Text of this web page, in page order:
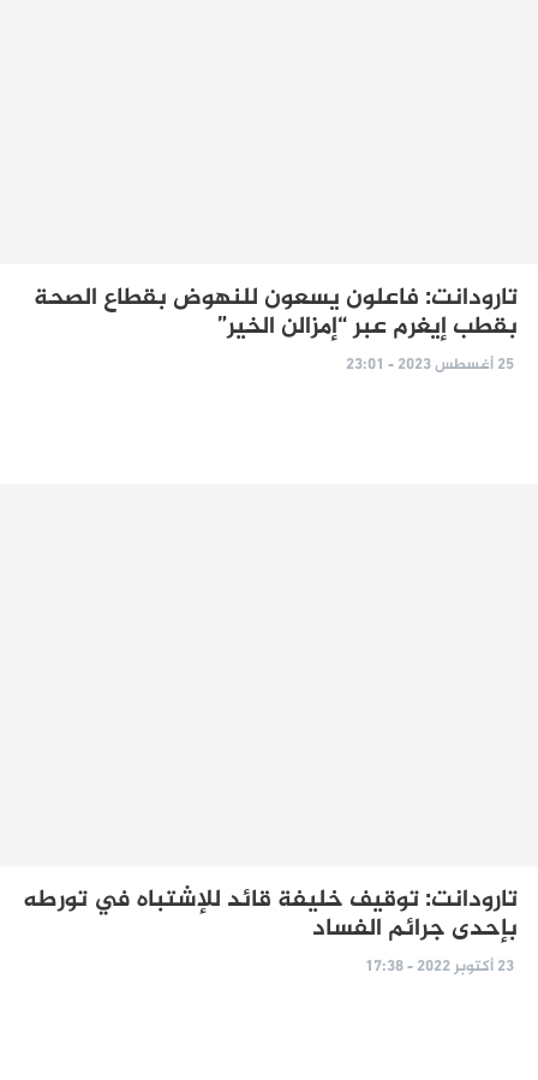
تارودانت: فاعلون يسعون للنهوض بقطاع الصحة
بقطب إيغرم عبر “إمزالن الخير”
25 أغسطس 2023 - 23:01
تارودانت: توقيف خليفة قائد للإشتباه في تورطه
بإحدى جرائم الفساد
23 أكتوبر 2022 - 17:38